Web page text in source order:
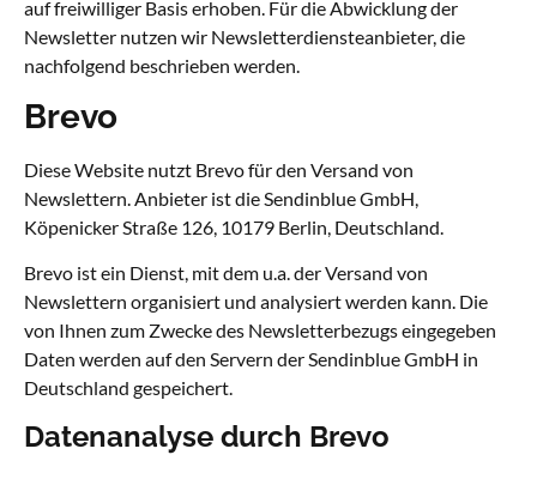
auf freiwilliger Basis erhoben. Für die Abwicklung der
Newsletter nutzen wir Newsletterdiensteanbieter, die
nachfolgend beschrieben werden.
Brevo
Diese Website nutzt Brevo für den Versand von
Newslettern. Anbieter ist die Sendinblue GmbH,
Köpenicker Straße 126, 10179 Berlin, Deutschland.
Brevo ist ein Dienst, mit dem u.a. der Versand von
Newslettern organisiert und analysiert werden kann. Die
von Ihnen zum Zwecke des Newsletterbezugs eingegeben
Daten werden auf den Servern der Sendinblue GmbH in
Deutschland gespeichert.
Datenanalyse durch Brevo